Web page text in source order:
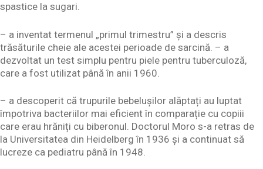
spastice la sugari.
– a inventat termenul „primul trimestru” și a descris
trăsăturile cheie ale acestei perioade de sarcină. – a
dezvoltat un test simplu pentru piele pentru tuberculoză,
care a fost utilizat până în anii 1960.
– a descoperit că trupurile bebelușilor alăptați au luptat
împotriva bacteriilor mai eficient în comparație cu copiii
care erau hrăniți cu biberonul. Doctorul Moro s-a retras de
la Universitatea din Heidelberg în 1936 și a continuat să
lucreze ca pediatru până în 1948.